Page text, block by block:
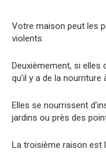
Votre maison peut les
violents.
Deuxièmement, si
qu’il y a de la nourriture
Elles se nourrissent
jardins ou près des
La troisième raison est